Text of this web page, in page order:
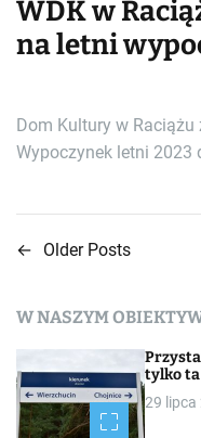
WDK w
na letni
Dom Kultury w
Wypoczynek letni 2023
N
i
g
← Older Posts
W NASZYM
tylko
29 lipca